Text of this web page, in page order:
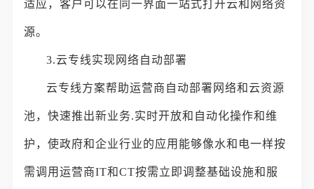
适应，客户可以在同一界面一站式打开云和网络资
源。
3.云专线实现网络自动部署
云专线方案帮助运营商自动部署网络和云资源
池，快速推出新业务.实时开放和自动化操作和维
护，使政府和企业行业的应用能够像水和电一样按
需调用运营商IT和CT按需立即调整基础设施和服